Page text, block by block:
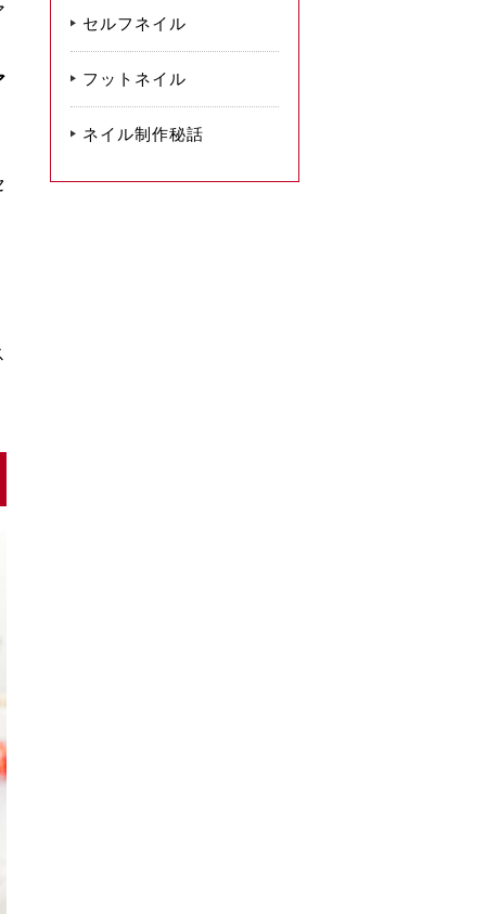
セルフネイル
フットネイル
ネイル制作秘話